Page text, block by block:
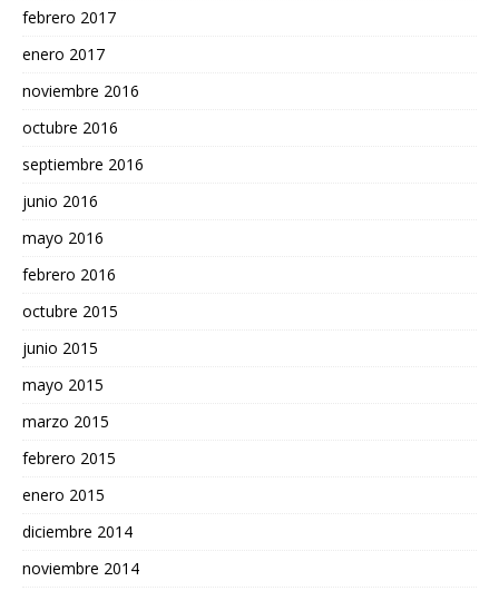
febrero 2017
enero 2017
noviembre 2016
octubre 2016
septiembre 2016
junio 2016
mayo 2016
febrero 2016
octubre 2015
junio 2015
mayo 2015
marzo 2015
febrero 2015
enero 2015
diciembre 2014
noviembre 2014